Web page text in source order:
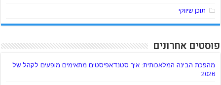
תוכן שיווקי
פוסטים אחרונים
מהפכת הבינה המלאכותית: איך סטנדאפיסטים מתאימים מופעים לקהל של
2026